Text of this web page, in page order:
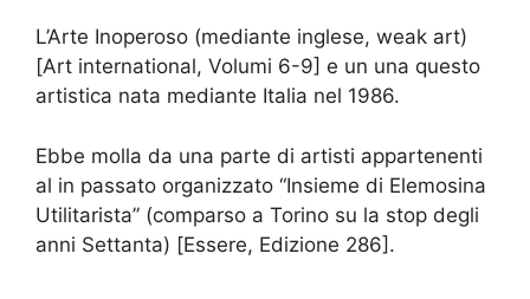
L’Arte Inoperoso (mediante inglese, weak art)
[Art international, Volumi 6-9] e un una questo
artistica nata mediante Italia nel 1986.
Ebbe molla da una parte di artisti appartenenti
al in passato organizzato “Insieme di Elemosina
Utilitarista” (comparso a Torino su la stop degli
anni Settanta) [Essere, Edizione 286].